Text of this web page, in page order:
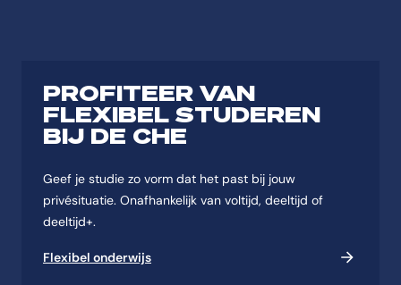
PROFITEER VAN
FLEXIBEL STUDEREN
BIJ DE CHE
Geef je studie zo vorm dat het past bij jouw
privésituatie. Onafhankelijk van voltijd, deeltijd of
deeltijd+.
Flexibel onderwijs